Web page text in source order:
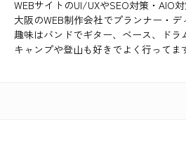
WEBサイトのUI/UXやSEO対策・AIO
大阪のWEB制作会社でプランナー・デ
趣味はバンドでギター、ベース、ドラ
キャンプや登山も好きでよく行ってま